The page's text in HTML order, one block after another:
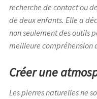
recherche de contact ou
de deux enfants. Elle a
non seulement des outils
meilleure compréhension
Créer une
Les pierres naturelles ne